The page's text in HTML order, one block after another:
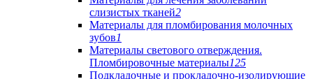
слизистых тканей2
Материалы для пломбирования молочных
зубов1
Материалы светового отверждения.
Пломбировочные материалы125
Подкладочные и прокладочно-изолирующие